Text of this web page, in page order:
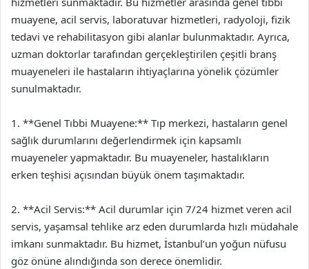
muayene, acil servis, laboratuvar hizmetleri, radyoloji, fizik
tedavi ve rehabilitasyon gibi alanlar bulunmaktadır. Ayrıca,
uzman doktorlar tarafından gerçekleştirilen çeşitli branş
muayeneleri ile hastaların ihtiyaçlarına yönelik çözümler
sunulmaktadır.
1. **Genel Tıbbi Muayene:** Tıp merkezi, hastaların genel
sağlık durumlarını değerlendirmek için kapsamlı
muayeneler yapmaktadır. Bu muayeneler, hastalıkların
erken teşhisi açısından büyük önem taşımaktadır.
2. **Acil Servis:** Acil durumlar için 7/24 hizmet veren acil
servis, yaşamsal tehlike arz eden durumlarda hızlı müdahale
imkanı sunmaktadır. Bu hizmet, İstanbul’un yoğun nüfusu
göz önüne alındığında son derece önemlidir.